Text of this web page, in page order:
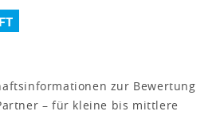
zur Bewertung
– für kleine bis mittlere